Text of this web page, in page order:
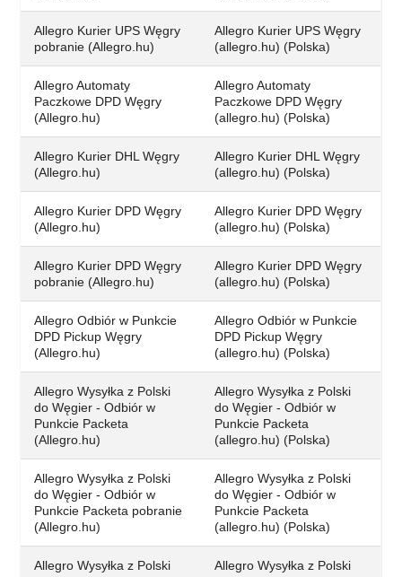
Allegro Kurier UPS Węgry
pobranie (Allegro.hu)
Allegro Kurier UPS Węgry
(allegro.hu) (Polska)
Allegro Automaty
Paczkowe DPD Węgry
(Allegro.hu)
Allegro Automaty
Paczkowe DPD Węgry
(allegro.hu) (Polska)
Allegro Kurier DHL Węgry
(Allegro.hu)
Allegro Kurier DHL Węgry
(allegro.hu) (Polska)
Allegro Kurier DPD Węgry
(Allegro.hu)
Allegro Kurier DPD Węgry
(allegro.hu) (Polska)
Allegro Kurier DPD Węgry
pobranie (Allegro.hu)
Allegro Kurier DPD Węgry
(allegro.hu) (Polska)
Allegro Odbiór w Punkcie
DPD Pickup Węgry
(Allegro.hu)
Allegro Odbiór w Punkcie
DPD Pickup Węgry
(allegro.hu) (Polska)
Allegro Wysyłka z Polski
do Węgier - Odbiór w
Punkcie Packeta
(Allegro.hu)
Allegro Wysyłka z Polski
do Węgier - Odbiór w
Punkcie Packeta
(allegro.hu) (Polska)
Allegro Wysyłka z Polski
do Węgier - Odbiór w
Punkcie Packeta pobranie
(Allegro.hu)
Allegro Wysyłka z Polski
do Węgier - Odbiór w
Punkcie Packeta
(allegro.hu) (Polska)
Allegro Wysyłka z Polski
Allegro Wysyłka z Polski